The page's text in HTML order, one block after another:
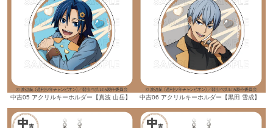
中吉05 アクリルキーホルダー【真波 山岳】 中吉06 アクリルキーホルダー【黒田 雪成】